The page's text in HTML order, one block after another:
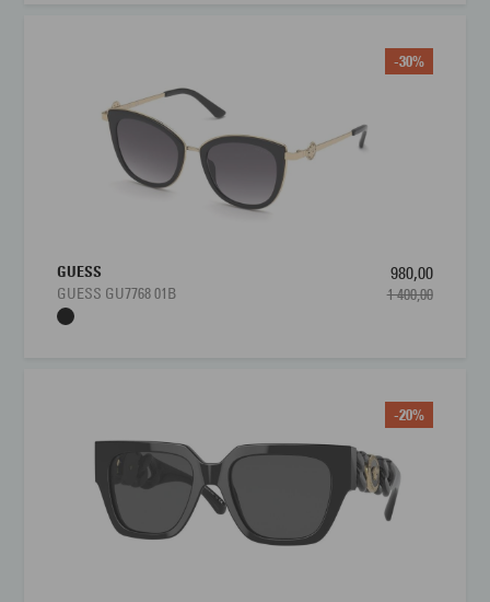
-30%
GUESS
GUESS GU7768 01B
980,00
1 400,00
-20%